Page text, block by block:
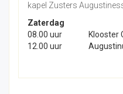
kapel Zusters
Zaterdag
08.00 uur
Klooster
12.00 uur